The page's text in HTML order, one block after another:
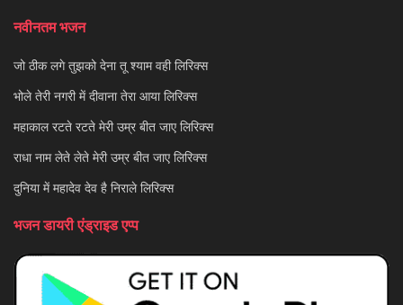
नवीनतम भजन
जो ठीक लगे तुझको देना तू श्याम वही लिरिक्स
भोले तेरी नगरी में दीवाना तेरा आया लिरिक्स
महाकाल रटते रटते मेरी उम्र बीत जाए लिरिक्स
राधा नाम लेते लेते मेरी उम्र बीत जाए लिरिक्स
दुनिया में महादेव देव है निराले लिरिक्स
भजन डायरी एंड्राइड एप्प